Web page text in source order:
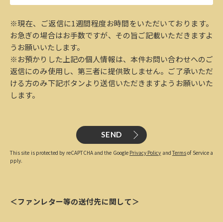
※現在、ご返信に1週間程度お時間をいただいております。
お急ぎの場合はお手数ですが、その旨ご記載いただきますよ
うお願いいたします。
※お預かりした上記の個人情報は、本件お問い合わせへのご
返信にのみ使用し、第三者に提供致しません。ご了承いただ
ける方のみ下記ボタンより送信いただきますようお願いいた
します。
SEND
This site is protected by reCAPTCHA and the Google Privacy Policy andTermsof Service a
pply.
＜ファンレター等の送付先に関して＞